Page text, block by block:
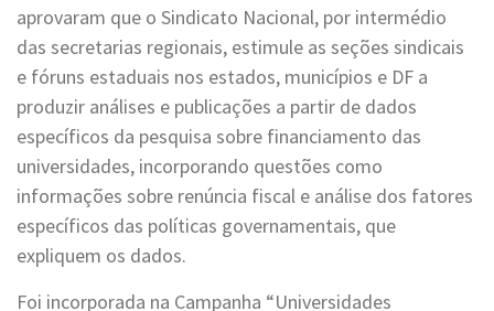
aprovaram que o Sindicato Nacional, por intermédio
das secretarias regionais, estimule as seções sindicais
e fóruns estaduais nos estados, municípios e DF a
produzir análises e publicações a partir de dados
específicos da pesquisa sobre financiamento das
universidades, incorporando questões como
informações sobre renúncia fiscal e análise dos fatores
específicos das políticas governamentais, que
expliquem os dados.
Foi incorporada na Campanha “Universidades